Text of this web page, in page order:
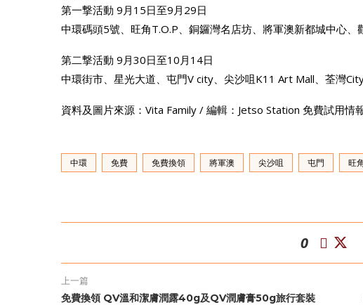
第一撃活動 9月15日至9月29日
中環碼頭5號、旺角T.O.P、銅鑼灣名店坊、將軍澳新都城中心、
第二撃活動 9月30日至10月14日
中環街市、星光大道、屯門V city、尖沙咀K11 Art Mall、荃灣
資料及圖片來源：Vita Family / 編輯：Jetso Station 免費試用情
中環 免費 免費換領 將軍澳 尖沙咀 屯門 旺角
0
上一篇
免費換領 QV溫和潔膚潤露40g及QV潤膚膏50g旅行套裝